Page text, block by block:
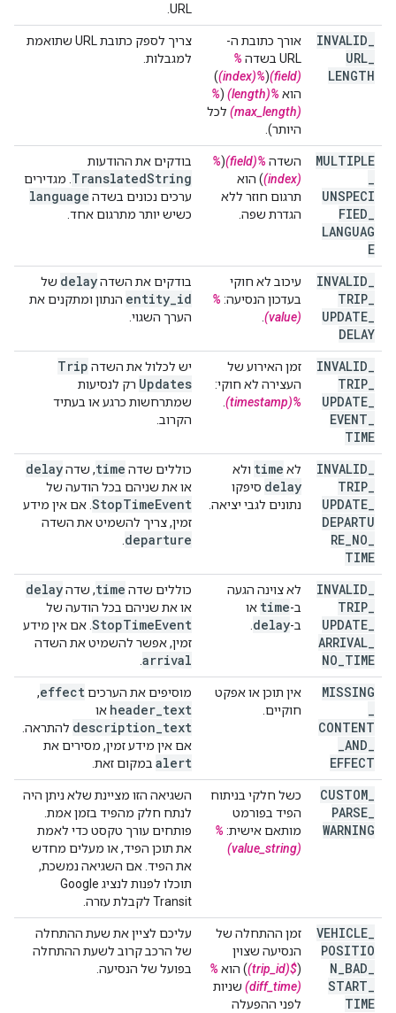
URL.
INVALID
URL
LENGTH
אורך כתובת ה-
URL בשדה
%
(field)
(
%(index)
)
הוא %(length)
(
%
(max_length)
לכל
היותר).
צריך לספק כתובת URL שתואמת
למגבלות.
MULTIPLE
UNSPECI
FIED
LANGUAG
E
השדה %(field)
(
%
(index)
) הוא
תרגום חוזר ללא
הגדרת שפה.
בודקים את ההודעות
TranslatedString
. מגדירים
ערכים נכונים בשדה language
כשיש יותר מתרגום אחד.
INVALID
TRIP
UPDATE
DELAY
עיכוב לא חוקי
בעדכון הנסיעה: %
(value)
בודקים את השדהdelay של
entity id
הנתון ומתקנים את
הערך השגוי.
INVALID
TRIP
UPDATE
EVENT
TIME
זמן האירוע של
העצירה לא חוקי:
%(timestamp)
יש לכלול את השדה Trip
Updates רק לנסיעות
שמתרחשות כרגע או בעתיד
הקרוב.
INVALID
TRIP
UPDATE
DEPARTU
RE NO
TIME
לא time ולא
delay סיפקו
נתונים לגבי יציאה.
כוללים שדה time, שדהdelay
או את שניהם בכל הודעה של
StopTimeEvent
. אם אין מידע
זמין, צריך להשמיט את השדה
departure
INVALID
TRIP
UPDATE
ARRIVAL
NO TIME
לא צוינה הגעה
ב-time או
ב-delay
כוללים שדה time, שדהdelay
או את שניהם בכל הודעה של
StopTimeEvent
. אם אין מידע
זמין, אפשר להשמיט את השדה
arrival
MISSING
CONTENT
AND
EFFECT
אין תוכן או אפקט
חוקיים.
מוסיפים את הערכים effect
,‏
header text או
description text
להתראה.
אם אין מידע זמין, מסירים את
alert במקום זאת.
CUSTOM
PARSE
WARNING
כשל חלקי בניתוח
הפיד בפורמט
מותאם אישית: %
(value_string)
השגיאה הזו מציינת שלא ניתן היה
לנתח חלק מהפיד בזמן אמת.
פותחים עורך טקסט כדי לאמת
את תוכן הפיד, או מעלים מחדש
את הפיד. אם השגיאה נמשכת,
תוכלו לפנות לנציג Google
Transit לקבלת עזרה.
VEHICLE
POSITIO
N BAD
START
TIME
זמן ההתחלה של
הנסיעה שצוין
(
$(trip_id) ) הוא %
(diff_time)
שניות
לפני ההפעלה
עליכם לציין את שעת ההתחלה
של הרכב קרוב לשעת ההתחלה
בפועל של הנסיעה.